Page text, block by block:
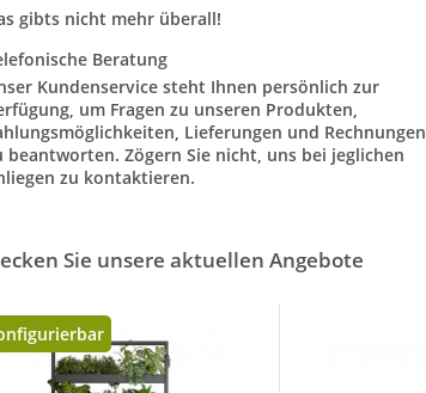
gibts nicht mehr überall!
Beratung
Kundenservice steht Ihnen persönlich zur
um Fragen zu unseren Produkten,
Lieferungen und Rechnungen
Anliegen zu kontaktieren.
Sie unsere aktuellen Angebote